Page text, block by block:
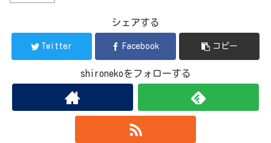
シェアする
Twitter Facebook コピー
shironekoをフォローする